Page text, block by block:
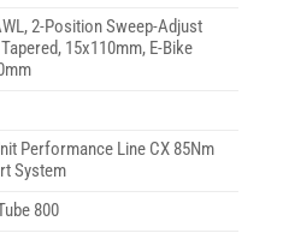
2-Position Sweep-Adjust
15x110mm, E-Bike
Performance Line CX 85Nm
System
800